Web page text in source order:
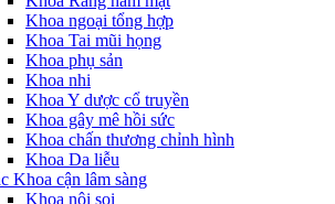
Khoa ngoại tổng hợp
Khoa Tai mũi họng
Khoa phụ sản
Khoa nhi
Khoa Y dược cổ truyền
Khoa gây mê hồi sức
Khoa chấn thương chỉnh hình
Khoa Da liễu
Khoa cận lâm sàng
Khoa nội soi